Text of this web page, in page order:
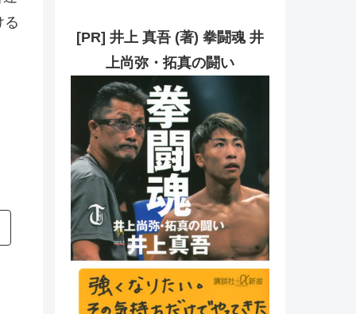
る
[PR] 井上 真吾 (著) 拳闘魂 井
上尚弥・拓真の闘い